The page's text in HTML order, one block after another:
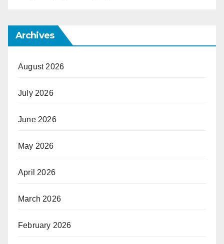
Archives
August 2026
July 2026
June 2026
May 2026
April 2026
March 2026
February 2026